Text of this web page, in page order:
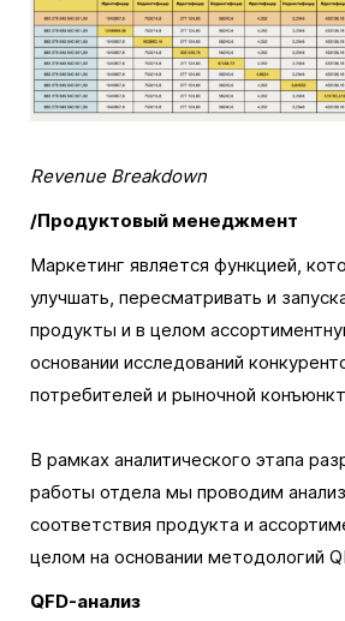
Revenue Breakdown
/Продуктовый менеджмент
Маркетинг является функцией,
улучшать, пересматривать и
продукты и в целом
основании исследований
потребителей и рыночной
В рамках аналитического этапа
работы отдела мы проводим
соответствия продукта и
целом на основании методологий
QFD-анализ